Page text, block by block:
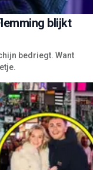
blijkt
bedriegt. Want